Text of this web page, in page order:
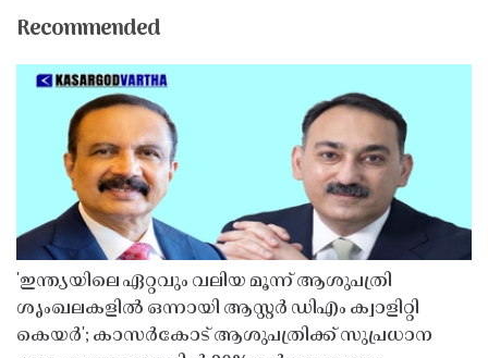
Recommended
'ഇന്ത്യയിലെ ഏറ്റവും വലിയ മൂന്ന് ആശുപത്രി
ശൃംഖലകളിൽ ഒന്നായി ആസ്റ്റർ ഡിഎം ക്വാളിറ്റി
കെയർ'; കാസർകോട് ആശുപത്രിക്ക് സുപ്രധാന